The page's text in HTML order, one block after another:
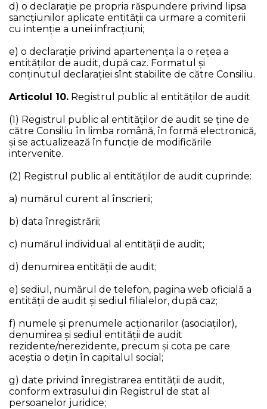
d) o declarație pe propria răspundere privind lipsa
sancțiunilor aplicate entității ca urmare a comiterii
cu intenție a unei infracțiuni;
e) o declarație privind apartenența la o rețea a
entităților de audit, după caz. Formatul și
conținutul declarației sînt stabilite de către Consiliu.
Articolul 10. Registrul public al entităţilor de audit
(1) Registrul public al entităţilor de audit se ţine de
către Consiliu în limba română, în formă electronică,
şi se actualizează în funcţie de modificările
intervenite.
(2) Registrul public al entităţilor de audit cuprinde:
a) numărul curent al înscrierii;
b) data înregistrării;
c) numărul individual al entității de audit;
d) denumirea entității de audit;
e) sediul, numărul de telefon, pagina web oficială a
entității de audit și sediul filialelor, după caz;
f) numele și prenumele acţionarilor (asociaţilor),
denumirea și sediul entității de audit
rezidente/nerezidente, precum şi cota pe care
aceștia o deţin în capitalul social;
g) date privind înregistrarea entității de audit,
conform extrasului din Registrul de stat al
persoanelor juridice;